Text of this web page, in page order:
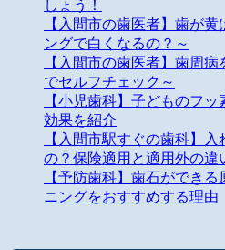
しょう！
【入間市の歯医者】歯が
ングで白くなるの？～
【入間市の歯医者】歯周
でセルフチェック～
【小児歯科】子どものフ
効果を紹介
【入間市駅すぐの歯科】
の？保険適用と適用外の違
【予防歯科】歯石ができ
ニングをおすすめする理由